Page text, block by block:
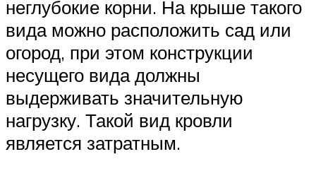
неглубокие корни. На крыше такого
вида можно расположить сад или
огород, при этом конструкции
несущего вида должны
выдерживать значительную
нагрузку. Такой вид кровли
является затратным.